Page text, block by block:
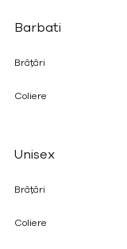
Barbati
Brățări
Coliere
Unisex
Brățări
Coliere